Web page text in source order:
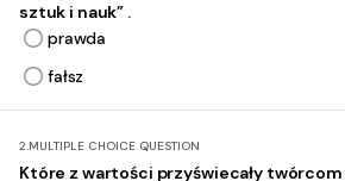
sztuk i nauk” .
prawda
fałsz
2.MULTIPLE CHOICE QUESTION
Które z wartości przyświecały